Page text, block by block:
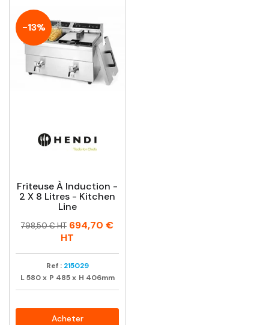
-13%
Friteuse À Induction -
2 X 8 Litres - Kitchen
Line
Prix
Prix
798,50 € HT 694,70 €
HT
Ref : 215029
L 580 x P 485 x H 406mm
Acheter